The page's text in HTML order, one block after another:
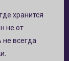
хранится
не от
не всегда